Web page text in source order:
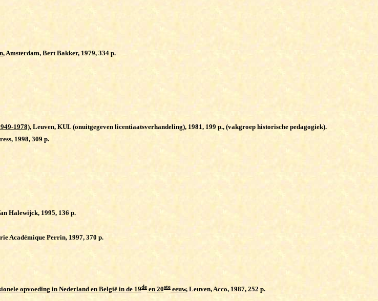
, Amsterdam, Bert Bakker, 1979, 334 p.
1978), Leuven, KUL (onuitgegeven licentiaatsverhandeling), 1981, 199 p., (vakgroep historische pedagogiek).
1998, 309 p.
Halewijck, 1995, 136 p.
Académique Perrin, 1997, 370 p.
opvoeding in Nederland en België in de 19de en 20ste eeuw, Leuven, Acco, 1987, 252 p.